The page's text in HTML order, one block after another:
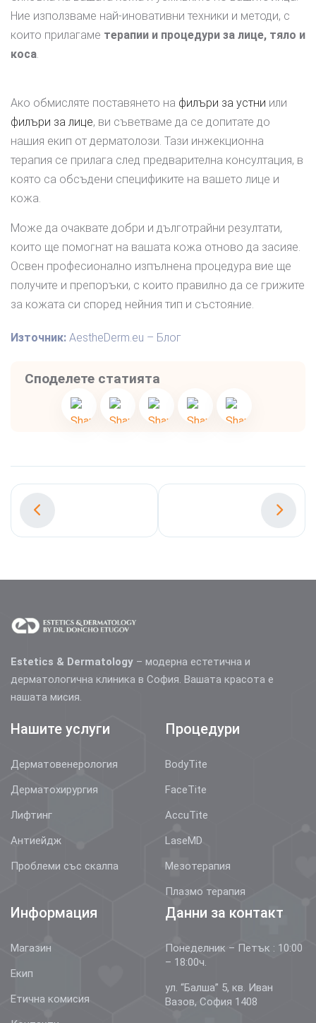
Ние използваме най-иновативни техники и методи, с
които прилагаме терапии и процедури за лице, тяло и
коса.
Ако обмисляте поставянето на филъри за устни или
филъри за лице, ви съветваме да се допитате до
нашия екип от дерматолози. Тази инжекционна
терапия се прилага след предварителна консултация, в
която са обсъдени спецификите на вашето лице и
кожа.
Може да очаквате добри и дълготрайни резултати,
които ще помогнат на вашата кожа отново да засияе.
Освен професионално изпълнена процедура вие ще
получите и препоръки, с които правилно да се грижите
за кожата си според нейния тип и състояние.
Източник: AestheDerm.eu – Блог
Споделете статията
Estetics & Dermatology – модерна естетична и
дерматологична клиника в София. Вашата красота е
нашата мисия.
Нашите услуги
Дерматовенерология
Дерматохирургия
Лифтинг
Антиейдж
Проблеми със скалпа
Процедури
BodyTite
FaceTite
AccuTite
LaseMD
Мезотерапия
Плазмо терапия
Информация
Магазин
Екип
Етична комисия
Данни за контакт
Понеделник – Петък : 10:00
– 18:00ч.
ул. “Балша” 5, кв. Иван
Вазов, София 1408